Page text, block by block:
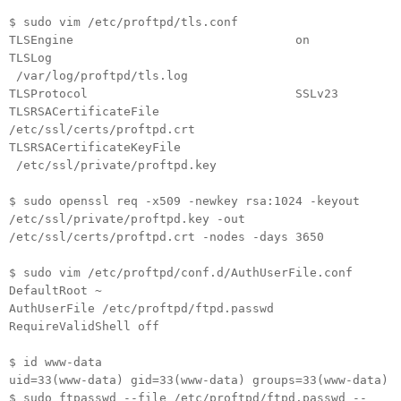
$ sudo vim /etc/proftpd/tls.conf
TLSEngine on
TLSLog
/var/log/proftpd/tls.log
TLSProtocol SSLv23
TLSRSACertificateFile
/etc/ssl/certs/proftpd.crt
TLSRSACertificateKeyFile
/etc/ssl/private/proftpd.key
$ sudo openssl req -x509 -newkey rsa:1024 -keyout
/etc/ssl/private/proftpd.key -out
/etc/ssl/certs/proftpd.crt -nodes -days 3650
$ sudo vim /etc/proftpd/conf.d/AuthUserFile.conf
DefaultRoot ~
AuthUserFile /etc/proftpd/ftpd.passwd
RequireValidShell off
$ id www-data
uid=33(www-data) gid=33(www-data) groups=33(www-data)
$ sudo ftpasswd --file /etc/proftpd/ftpd.passwd --